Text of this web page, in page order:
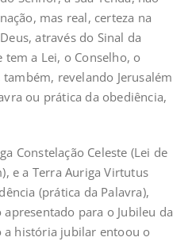
mas real, certeza na
através do Sinal da
a Lei, o Conselho, o
revelando Jerusalém
ou prática da obediência,
Constelação Celeste (Lei de
e a Terra Auriga Virtutus
(prática da Palavra),
para o Jubileu da
a história jubilar entoou o